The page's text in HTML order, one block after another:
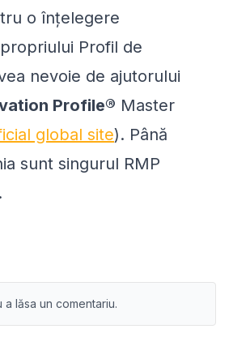
o înțelegere
Profil de
nevoie de ajutorului
Profile® Master
global site). Până
sunt singurul RMP
a lăsa un comentariu.